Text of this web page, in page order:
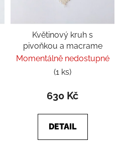
Květinový kruh s
pivoňkou a macrame
Momentálně nedostupné
(1 ks)
630 Kč
DETAIL